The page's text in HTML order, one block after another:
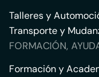
Talleres y
Transporte y
FORMACIÓN,
Formación y